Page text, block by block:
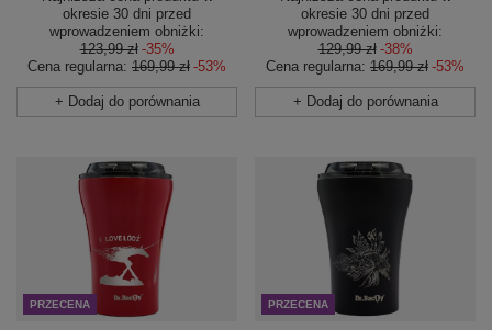
okresie 30 dni przed
wprowadzeniem obniżki:
123,99 zł -35%
Cena regularna: 169,99 zł -53%
+ Dodaj do porównania
okresie 30 dni przed
wprowadzeniem obniżki:
129,99 zł -38%
Cena regularna: 169,99 zł -53%
+ Dodaj do porównania
PRZECENA PRZECENA